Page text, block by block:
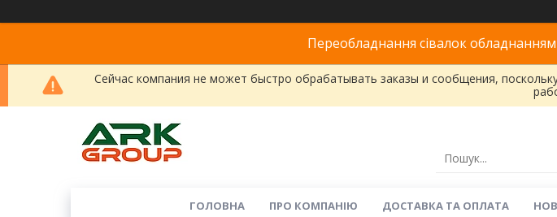
Переобладнання сівалок
Сейчас компания не может быстро обрабатывать заказы и сообщения,
ГОЛОВНА ПРО КОМПАНІЮ ДОСТАВКА ТА ОПЛАТА